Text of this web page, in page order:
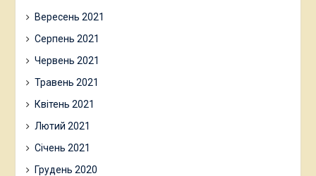
Вересень 2021
Серпень 2021
Червень 2021
Травень 2021
Квітень 2021
Лютий 2021
Січень 2021
Грудень 2020